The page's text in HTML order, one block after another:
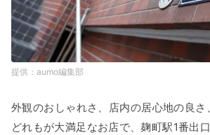
aumo編集部
外観のおしゃれさ、店内の居心地の良
どれもが大満足なお店で、麹町駅1番出